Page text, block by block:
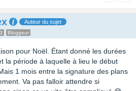
Auteur du sujet
Bloggeur
pour Noël. Étant donné les durées
la période à laquelle à lieu le début
1 mois entre la signature des plans
Va pas falloir attendre si